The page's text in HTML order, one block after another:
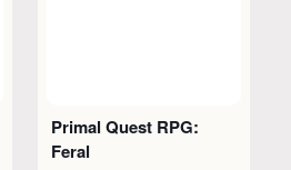
Primal Quest RPG:
Feral